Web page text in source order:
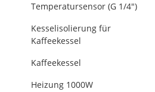
Temperatursensor (G 1/4")
Kesselisolierung für
Kaffeekessel
Kaffeekessel
Heizung 1000W